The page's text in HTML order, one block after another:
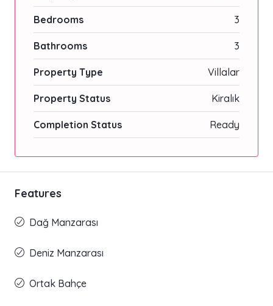
Bedrooms 3
Bathrooms 3
Property Type Villalar
Property Status Kiralık
Completion Status Ready
Features
Dağ Manzarası
Deniz Manzarası
Ortak Bahçe